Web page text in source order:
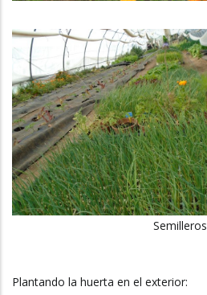
Semilleros
Plantando la huerta en el exterior: